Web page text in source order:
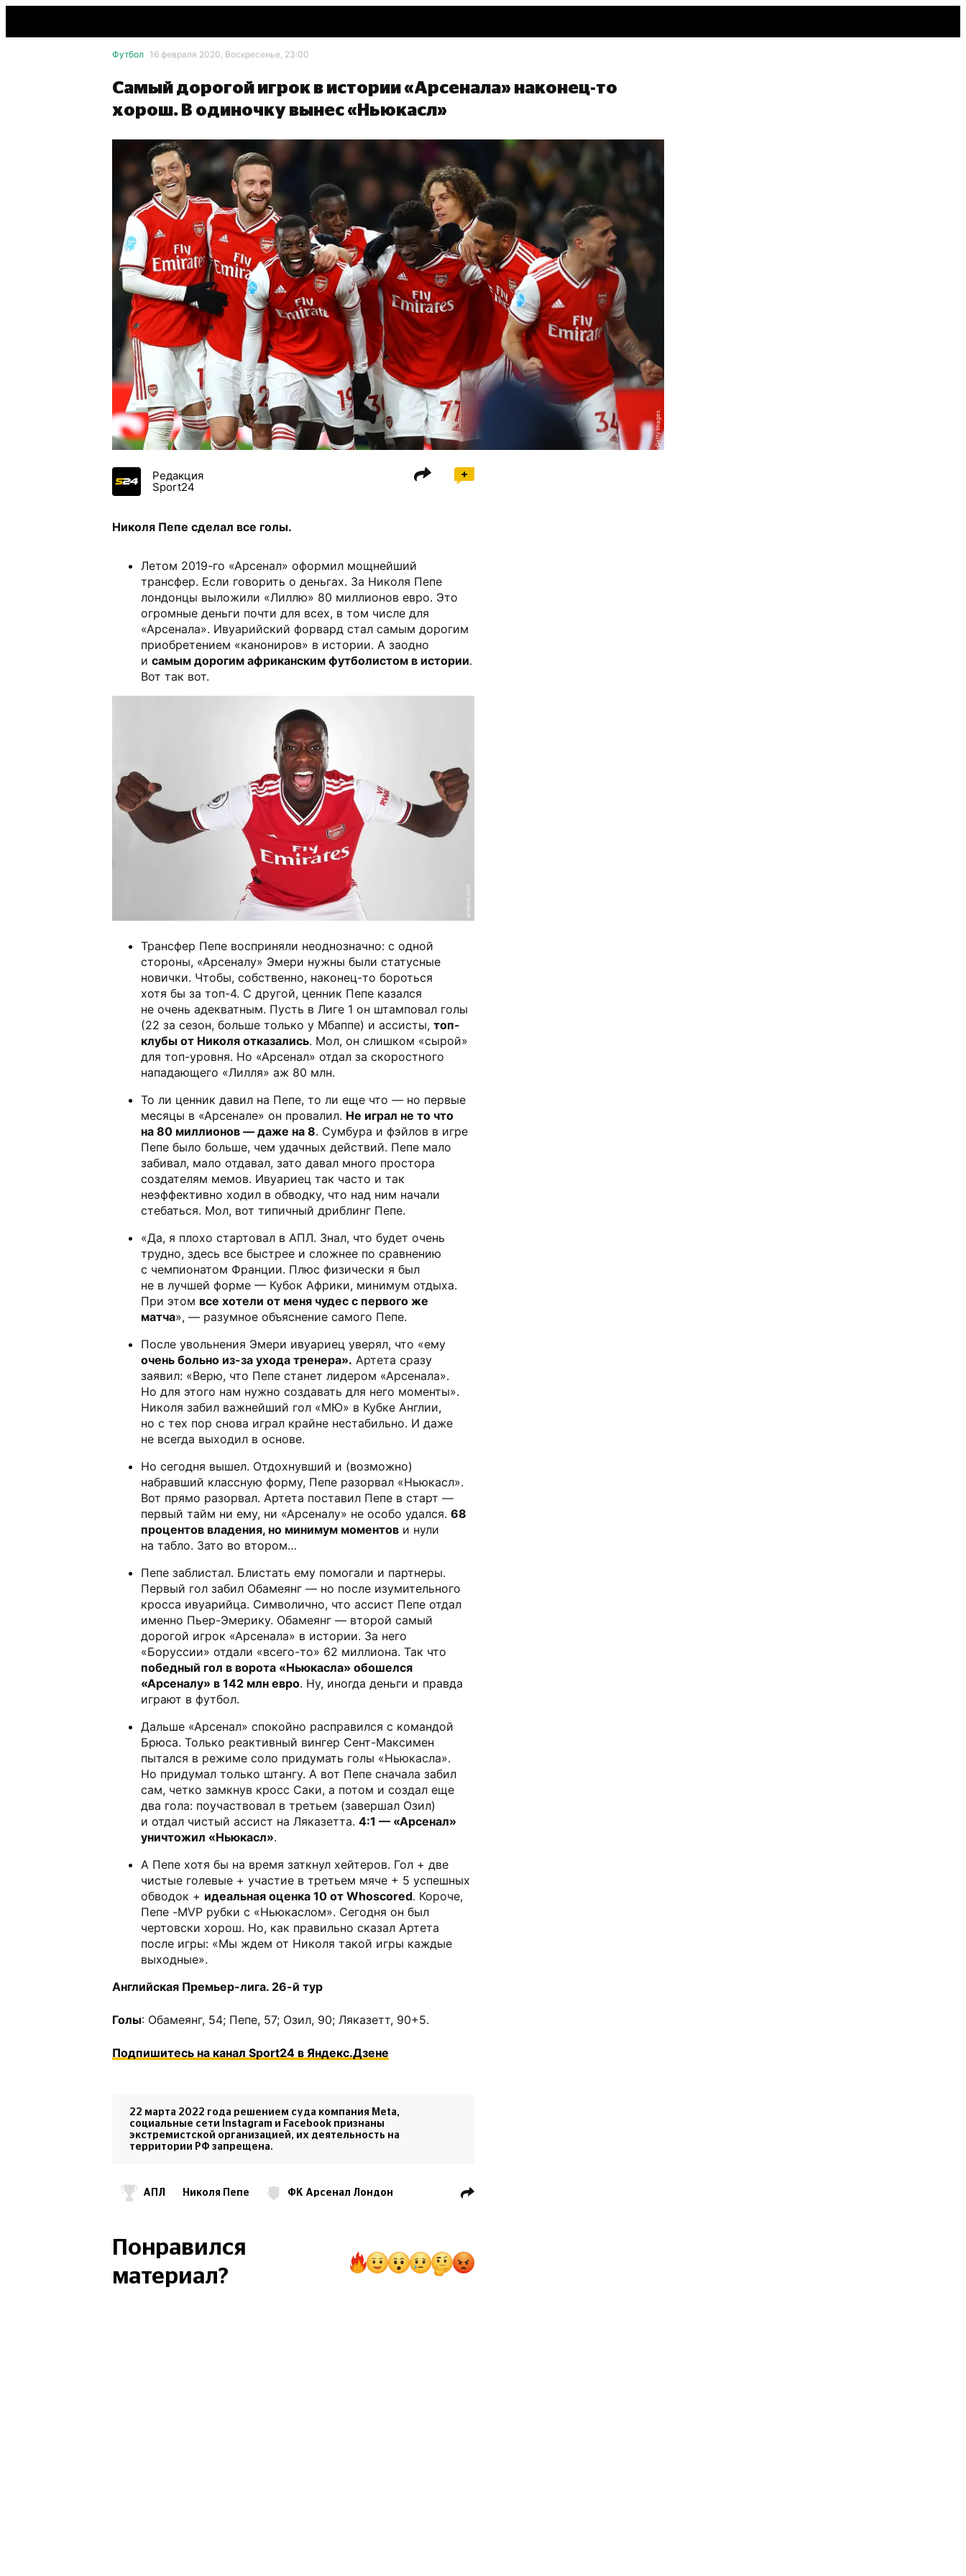
Футбол 16 февраля 2020, Воскресенье, 23:00
Самый дорогой игрок в истории «Арсенала» наконец-то
хорош. В одиночку вынес «Ньюкасл»
Getty Images
Редакция
Sport24
Николя Пепе сделал все голы.
Летом 2019-го «Арсенал» оформил мощнейший
трансфер. Если говорить о деньгах. За Николя Пепе
лондонцы выложили «Лиллю» 80 миллионов евро. Это
огромные деньги почти для всех, в том числе для
«Арсенала». Ивуарийский форвард стал самым дорогим
приобретением «канониров» в истории. А заодно
и самым дорогим африканским футболистом в истории.
Вот так вот.
arsenal.com
Трансфер Пепе восприняли неоднозначно: с одной
стороны, «Арсеналу» Эмери нужны были статусные
новички. Чтобы, собственно, наконец-то бороться
хотя бы за топ-4. С другой, ценник Пепе казался
не очень адекватным. Пусть в Лиге 1 он штамповал голы
(22 за сезон, больше только у Мбаппе) и ассисты, топ-
клубы от Николя отказались. Мол, он слишком «сырой»
для топ-уровня. Но «Арсенал» отдал за скоростного
нападающего «Лилля» аж 80 млн.
То ли ценник давил на Пепе, то ли еще что — но первые
месяцы в «Арсенале» он провалил. Не играл не то что
на 80 миллионов — даже на 8. Сумбура и фэйлов в игре
Пепе было больше, чем удачных действий. Пепе мало
забивал, мало отдавал, зато давал много простора
создателям мемов. Ивуариец так часто и так
неэффективно ходил в обводку, что над ним начали
стебаться. Мол, вот типичный дриблинг Пепе.
«Да, я плохо стартовал в АПЛ. Знал, что будет очень
трудно, здесь все быстрее и сложнее по сравнению
с чемпионатом Франции. Плюс физически я был
не в лучшей форме — Кубок Африки, минимум отдыха.
При этом все хотели от меня чудес с первого же
матча», — разумное объяснение самого Пепе.
После увольнения Эмери ивуариец уверял, что «ему
очень больно из-за ухода тренера». Артета сразу
заявил: «Верю, что Пепе станет лидером «Арсенала».
Но для этого нам нужно создавать для него моменты».
Николя забил важнейший гол «МЮ» в Кубке Англии,
но с тех пор снова играл крайне нестабильно. И даже
не всегда выходил в основе.
Но сегодня вышел. Отдохнувший и (возможно)
набравший классную форму, Пепе разорвал «Ньюкасл».
Вот прямо разорвал. Артета поставил Пепе в старт —
первый тайм ни ему, ни «Арсеналу» не особо удался. 68
процентов владения, но минимум моментов и нули
на табло. Зато во втором…
Пепе заблистал. Блистать ему помогали и партнеры.
Первый гол забил Обамеянг — но после изумительного
кросса ивуарийца. Символично, что ассист Пепе отдал
именно Пьер-Эмерику. Обамеянг — второй самый
дорогой игрок «Арсенала» в истории. За него
«Боруссии» отдали «всего-то» 62 миллиона. Так что
победный гол в ворота «Ньюкасла» обошелся
«Арсеналу» в 142 млн евро. Ну, иногда деньги и правда
играют в футбол.
Дальше «Арсенал» спокойно расправился с командой
Брюса. Только реактивный вингер Сент-Максимен
пытался в режиме соло придумать голы «Ньюкасла».
Но придумал только штангу. А вот Пепе сначала забил
сам, четко замкнув кросс Саки, а потом и создал еще
два гола: поучаствовал в третьем (завершал Озил)
и отдал чистый ассист на Ляказетта. 4:1 — «Арсенал»
уничтожил «Ньюкасл».
А Пепе хотя бы на время заткнул хейтеров. Гол + две
чистые голевые + участие в третьем мяче + 5 успешных
обводок + идеальная оценка 10 от Whoscored. Короче,
Пепе -MVP рубки с «Ньюкаслом». Сегодня он был
чертовски хорош. Но, как правильно сказал Артета
после игры: «Мы ждем от Николя такой игры каждые
выходные».
Английская Премьер-лига. 26-й тур
Голы: Обамеянг, 54; Пепе, 57; Озил, 90; Ляказетт, 90+5.
Подпишитесь на канал Sport24 в Яндекс.Дзене
22 марта 2022 года решением суда компания Meta,
социальные сети Instagram и Facebook признаны
экстремистской организацией, их деятельность на
территории РФ запрещена.
АПЛ Николя Пепе ФК Арсенал Лондон
Понравился
материал?